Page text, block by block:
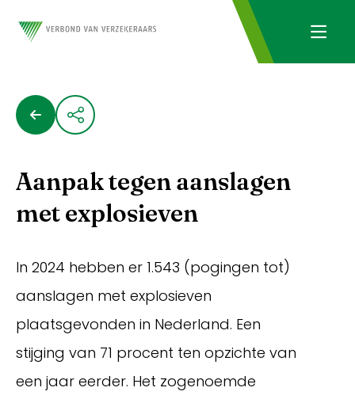
Aanpak tegen aanslagen
met explosieven
In 2024 hebben er 1.543 (pogingen tot)
aanslagen met explosieven
plaatsgevonden in Nederland. Een
stijging van 71 procent ten opzichte van
een jaar eerder. Het zogenoemde